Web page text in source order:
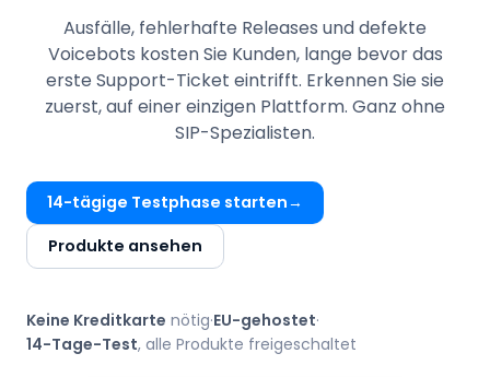
Ausfälle, fehlerhafte Releases und defekte
Voicebots kosten Sie Kunden, lange bevor das
erste Support-Ticket eintrifft. Erkennen Sie sie
zuerst, auf einer einzigen Plattform. Ganz ohne
SIP-Spezialisten.
14-tägige Testphase starten
Produkte ansehen
Keine Kreditkarte nötig·EU-gehostet·
14-Tage-Test, alle Produkte freigeschaltet